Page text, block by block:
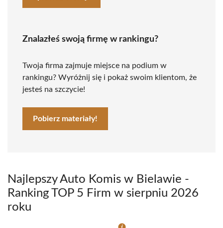
Znalazłeś swoją firmę w rankingu?
Twoja firma zajmuje miejsce na podium w
rankingu? Wyróżnij się i pokaż swoim klientom, że
jesteś na szczycie!
Pobierz materiały!
Najlepszy Auto Komis w Bielawie -
Ranking TOP 5 Firm w sierpniu 2026
roku